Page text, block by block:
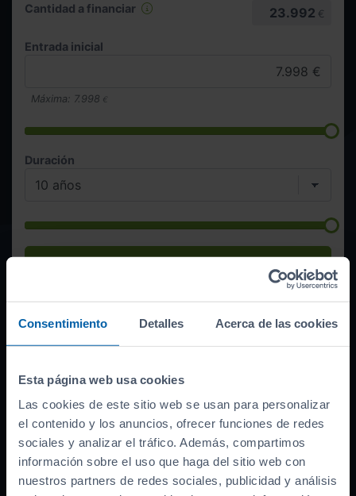
Consentimiento Detalles Acerca de las cookies
Esta página web usa cookies
Las cookies de este sitio web se usan para personalizar
el contenido y los anuncios, ofrecer funciones de redes
sociales y analizar el tráfico. Además, compartimos
información sobre el uso que haga del sitio web con
nuestros partners de redes sociales, publicidad y análisis
Cantidad a financiar 23.992 €
Entrada inicial
Máxima: 7.998 €
Duración
Quiero esta cuota
ABANCA, Santander o Cetelem según campaña vigente, sometida a
del plazo e importe que hayas definido. Las condiciones económicas
se actualizarán en cada simulación. Oferta válida hasta el
18/08/2026. TIN10,99 %. TAE12,66%. La cuotas incluyen comisión
de apertura y seguro de protección de pago. El importe total
€ + comisión de apertura
(consultar). Plazo de la financiaciónmeses. cuotas de381 €. Entrada